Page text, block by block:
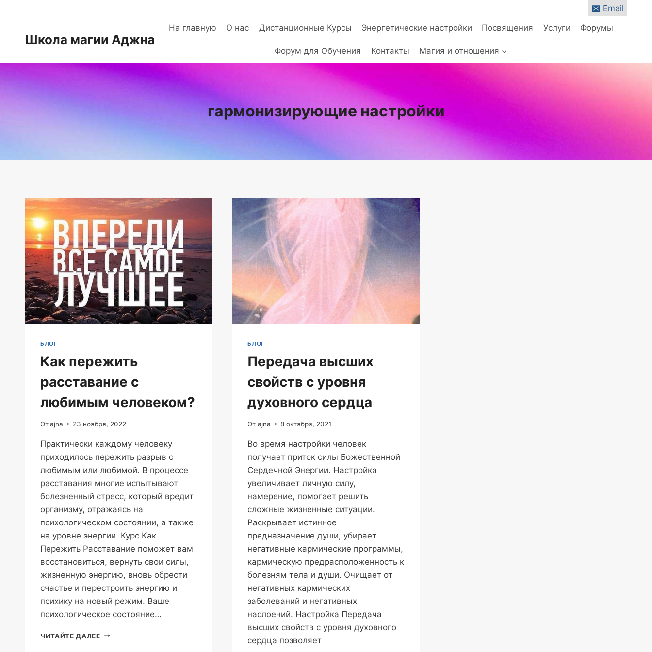
Email
Школа магии Аджна
На главную О нас Дистанционные Курсы Энергетические настройки Посвящения Услуги Форумы
Форум для Обучения Контакты Магия и отношения
гармонизирующие настройки
БЛОГ
Как пережить
расставание с
любимым человеком?
Отajna 23 ноября, 2022
Практически каждому человеку
приходилось пережить разрыв с
любимым или любимой. В процессе
расставания многие испытывают
болезненный стресс, который вредит
организму, отражаясь на
психологическом состоянии, а также
на уровне энергии. Курс Как
Пережить Расставание поможет вам
восстановиться, вернуть свои силы,
жизненную энергию, вновь обрести
счастье и перестроить энергию и
психику на новый режим. Ваше
психологическое состояние…
ЧИТАЙТЕ ДАЛЕЕКАК
БЛОГ
Передача высших
свойств с уровня
духовного сердца
От ajna 8 октября, 2021
Во время настройки человек
получает приток силы Божественной
Сердечной Энергии. Настройка
увеличивает личную силу,
намерение, помогает решить
сложные жизненные ситуации.
Раскрывает истинное
предназначение души, убирает
негативные кармические программы,
кармическую предрасположенность к
болезням тела и души. Очищает от
негативных кармических
заболеваний и негативных
наслоений. Настройка Передача
высших свойств с уровня духовного
сердца позволяет